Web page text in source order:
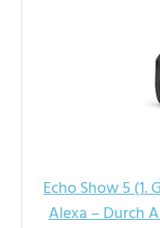
Echo Show 5 (1.
Alexa – Durch